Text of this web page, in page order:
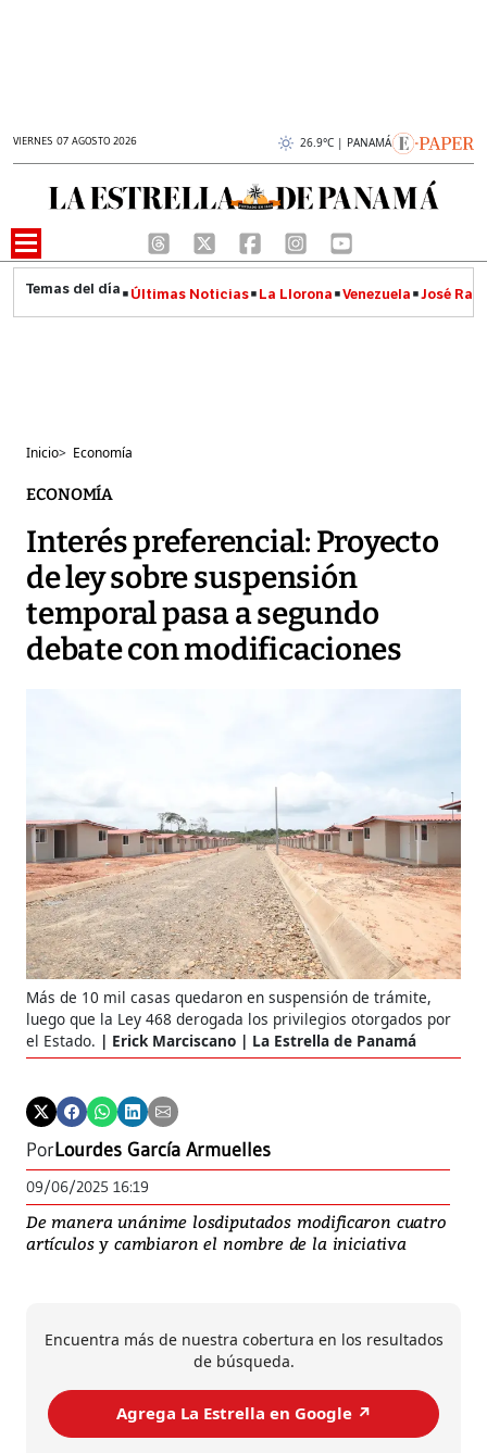
VIERNES 07 AGOSTO 2026 26.9°C | PANAMÁ
Últimas Noticias La Llorona Venezuela José
Inicio> Economía
ECONOMÍA
Interés preferencial: Proyecto
de ley sobre suspensión
temporal pasa a segundo
debate con modificaciones
Más de 10 mil casas quedaron en suspensión de trámite,
luego que la Ley 468 derogada los privilegios otorgados por
el Estado.
Erick Marciscano | La Estrella de Panamá
PorLourdes García Armuelles
09/06/2025 16:19
De manera unánime losdiputados modificaron cuatro
artículos y cambiaron el nombre de la iniciativa
Encuentra más de nuestra cobertura en los resultados
de búsqueda.
Agrega La Estrella en Google ↗️